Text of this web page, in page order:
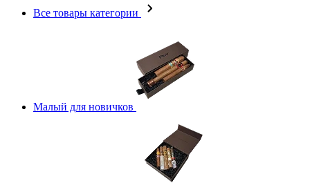
Все товары категории
Малый для новичков